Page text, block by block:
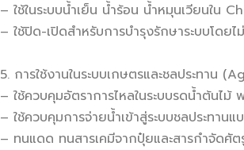
– ใช้ในระบบน้ำเย็น น้ำร้อน น้ำหมุนเวียนใน
– ใช้ปิด-เปิดสำหรับการบำรุงรักษาระบบโดย
5️. การใช้งานในระบบเกษตรและชลประทาน
– ใช้ควบคุมอัตราการไหลในระบบรดน้ำต้นไม้
– ใช้ควบคุมการจ่ายน้ำเข้าสู่ระบบชลประทาน
– ทนแดด ทนสารเคมีจากปุ๋ยและสารกำจัดศั